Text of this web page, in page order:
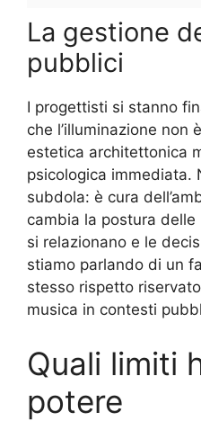
La gestione
pubblici
I progettisti si stanno
che l’illuminazione non
estetica architettonica
psicologica immediata.
subdola: è cura
cambia la postura
si relazionano e le
stiamo parlando di un
stesso rispetto
musica in contesti
Quali limiti
potere